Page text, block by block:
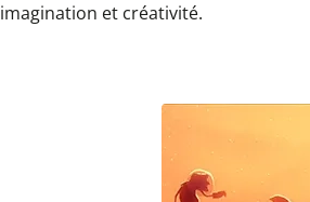
imagination et créativité.